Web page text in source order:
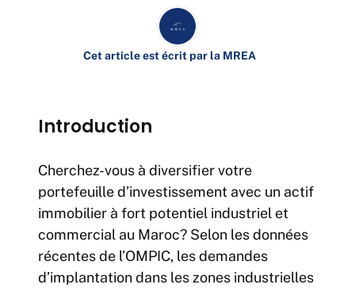
Cet article est écrit par la MREA
Introduction
Cherchez-vous à diversifier votre
portefeuille d’investissement avec un actif
immobilier à fort potentiel industriel et
commercial au Maroc? Selon les données
récentes de l’OMPIC, les demandes
d’implantation dans les zones industrielles